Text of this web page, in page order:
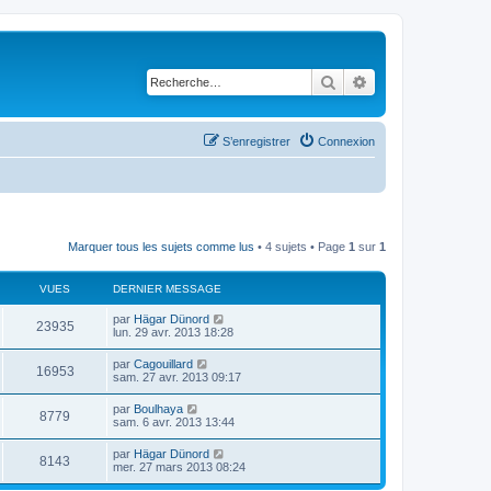
Rechercher
Connexion
S’enregistrer
Marquer tous les sujets comme lus • 4 sujets • Page 1 sur 1
VUES DERNIER MESSAGE
23935V
u
D
e
i
e
r
m
e
s
s
a
g
e
par Hägar Dünord
lun. 29 avr. 2013 18:28
16953V
u
D
e
i
e
r
m
e
s
par Cagouillard
sam. 27 avr. 2013 09:17
8779
u
D
e
i
e
r
par Boulhaya
sam. 6 avr. 2013 13:44
8143
D
e
par Hägar Dünord
mer. 27 mars 2013 08:24